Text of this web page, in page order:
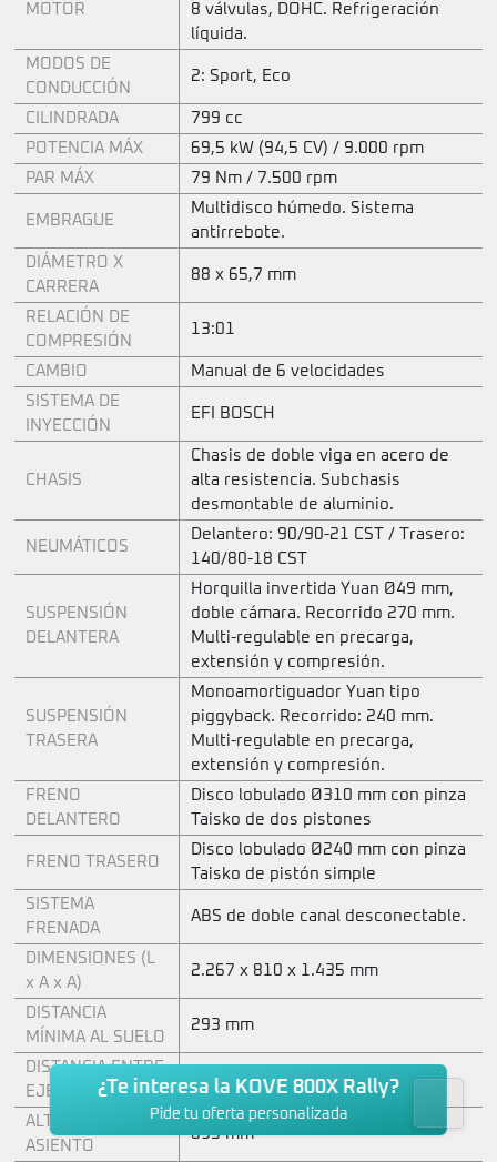
MOTOR
8 válvulas, DOHC. Refrigeración
líquida.
MODOS DE
CONDUCCIÓN
2: Sport, Eco
CILINDRADA
799 cc
POTENCIA MÁX
69,5 kW (94,5 CV) / 9.000 rpm
PAR MÁX
79 Nm / 7.500 rpm
EMBRAGUE
Multidisco húmedo. Sistema
antirrebote.
DIÁMETRO X
CARRERA
88 x 65,7 mm
RELACIÓN DE
COMPRESIÓN
13:01
CAMBIO
Manual de 6 velocidades
SISTEMA DE
INYECCIÓN
EFI BOSCH
CHASIS
Chasis de doble viga en acero de
alta resistencia. Subchasis
desmontable de aluminio.
NEUMÁTICOS
Delantero: 90/90-21 CST / Trasero:
140/80-18 CST
SUSPENSIÓN
DELANTERA
Horquilla invertida Yuan Ø49 mm,
doble cámara. Recorrido 270 mm.
Multi-regulable en precarga,
extensión y compresión.
SUSPENSIÓN
TRASERA
Monoamortiguador Yuan tipo
piggyback. Recorrido: 240 mm.
Multi-regulable en precarga,
extensión y compresión.
FRENO
DELANTERO
Disco lobulado Ø310 mm con pinza
Taisko de dos pistones
FRENO TRASERO
Disco lobulado Ø240 mm con pinza
Taisko de pistón simple
SISTEMA
FRENADA
ABS de doble canal desconectable.
DIMENSIONES (L
x A x A)
2.267 x 810 x 1.435 mm
DISTANCIA
MÍNIMA AL SUELO
293 mm
DISTANCIA ENTRE
EJES
1.545 mm
ALTURA DEL
ASIENTO
895 mm
¿Te interesa la KOVE 800X Rally?
Pide tu oferta personalizada